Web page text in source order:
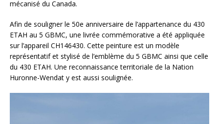
mécanisé du Canada.
Afin de souligner le 50e anniversaire de l’appartenance du 430
ETAH au 5 GBMC, une livrée commémorative a été appliquée
sur l’appareil CH146430. Cette peinture est un modèle
représentatif et stylisé de l’emblème du 5 GBMC ainsi que celle
du 430 ETAH. Une reconnaissance territoriale de la Nation
Huronne-Wendat y est aussi soulignée.